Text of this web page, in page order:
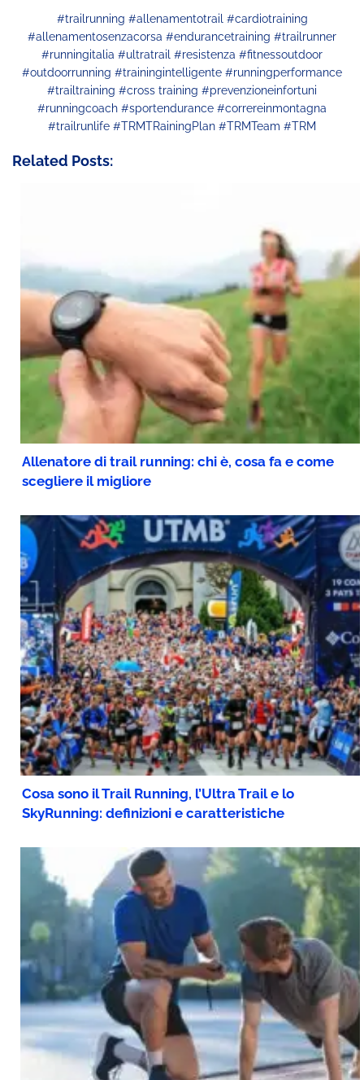
#trailrunning #allenamentotrail #cardiotraining
#allenamentosenzacorsa #endurancetraining #trailrunner
#runningitalia #ultratrail #resistenza #fitnessoutdoor
#outdoorrunning #trainingintelligente #runningperformance
#trailtraining #cross training #prevenzioneinfortuni
#runningcoach #sportendurance #correreinmontagna
#trailrunlife #TRMTRainingPlan #TRMTeam #TRM
Related Posts:
Allenatore di trail running: chi è, cosa fa e come
scegliere il migliore
Cosa sono il Trail Running, l’Ultra Trail e lo
SkyRunning: definizioni e caratteristiche